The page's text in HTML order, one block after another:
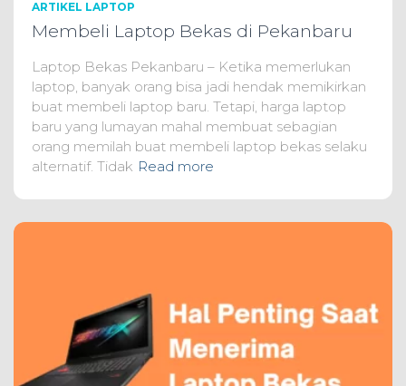
ARTIKEL LAPTOP
Membeli Laptop Bekas di Pekanbaru
Laptop Bekas Pekanbaru – Ketika memerlukan
laptop, banyak orang bisa jadi hendak memikirkan
buat membeli laptop baru. Tetapi, harga laptop
baru yang lumayan mahal membuat sebagian
orang memilah buat membeli laptop bekas selaku
alternatif. Tidak Read more